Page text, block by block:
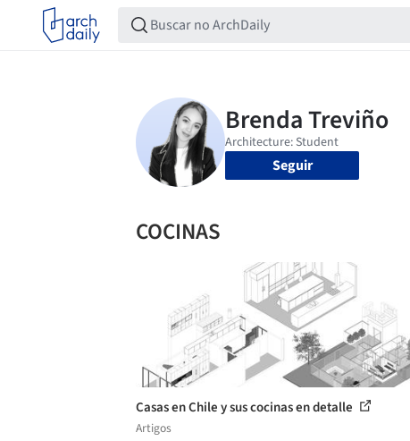
Seguir
COCINAS
Casas en Chile y sus cocinas en detalle
Artigos